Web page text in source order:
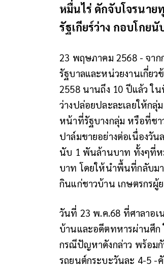
หมื่นไร่ ดักจับโจรนา
รัฐเกียร์ว่าง กอบโกย
23 พฤษภาคม 2568 - จา
รัฐบาลและหน่วยงานเกี่ย
2558 นานถึง 10 ปีแล้ว ใ
ว่างปล่อยปละละเลยให้ก
หน้าที่รัฐบางกลุ่ม หรือที่ชา
ปาล์มขายอย่างต่อเนื่องวั
นับ 1 พันล้านบาท ทั้งๆที่ห
บาท โดยให้นำพื้นที่กลับม
กินแก่ชาวบ้าน เกษตรกร
วันที่ 23 พ.ค.68 ที่ศาลาอ
บ้านและอดีตทหารผ่านศึก
กรณีปัญหาดังกล่าว พร้อม
รถยนต์กระบะวันละ 4-5 -